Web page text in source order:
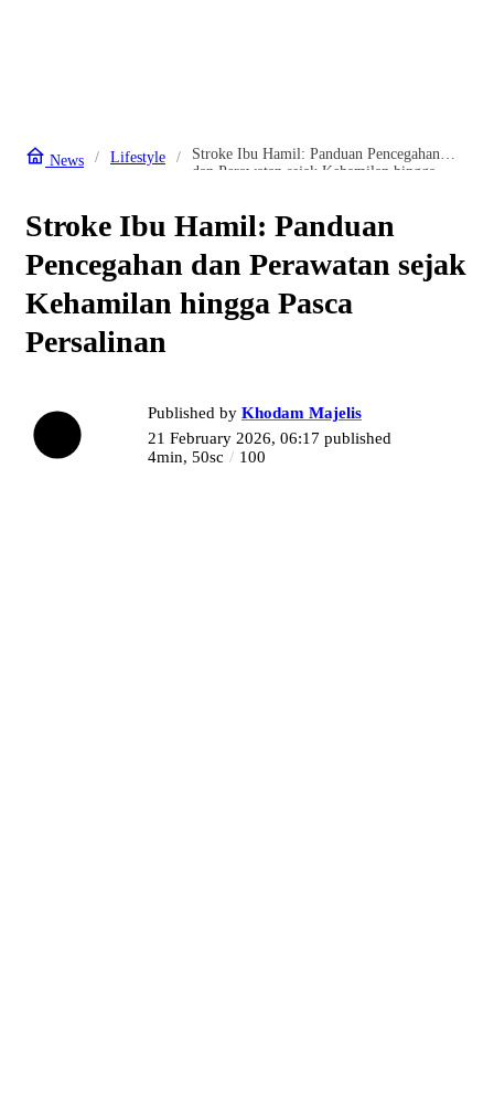
News Lifestyle
Stroke Ibu Hamil: Panduan Pencegahan
dan Perawatan sejak Kehamilan hingga
Stroke Ibu Hamil: Panduan
Pencegahan dan Perawatan sejak
Kehamilan hingga Pasca
Persalinan
Published by Khodam Majelis
21 February 2026, 06:17 published
4min, 50sc
100